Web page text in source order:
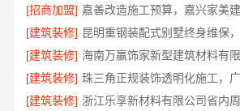
[招商加盟]
[建筑装修] 昆明重钢装配式别墅终身维保
[建筑装修]
[建筑装修]
[建筑装修]